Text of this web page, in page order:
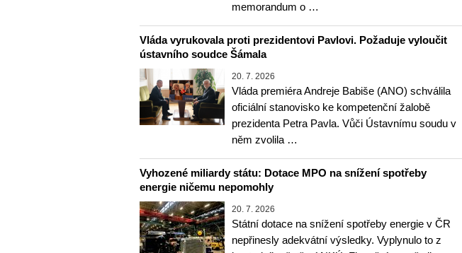
memorandum o …
Vláda vyrukovala proti prezidentovi Pavlovi. Požaduje vyloučit
ústavního soudce Šámala
20. 7. 2026
Vláda premiéra Andreje Babiše (ANO) schválila
oficiální stanovisko ke kompetenční žalobě
prezidenta Petra Pavla. Vůči Ústavnímu soudu v
něm zvolila …
Vyhozené miliardy státu: Dotace MPO na snížení spotřeby
energie ničemu nepomohly
20. 7. 2026
Státní dotace na snížení spotřeby energie v ČR
nepřinesly adekvátní výsledky. Vyplynulo to z